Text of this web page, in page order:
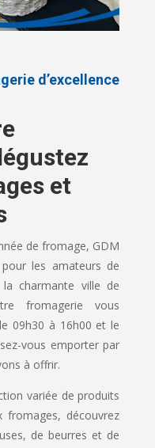
d’excellence
et
de fromage, GDM
les amateurs de
charmante ville de
fromagerie vous
09h30 à 16h00 et le
vous emporter par
à offrir.
variée de produits
fromages, découvrez
de beurres et de